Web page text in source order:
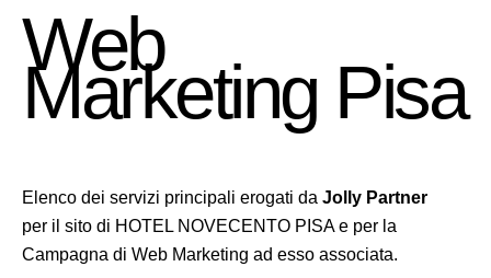
Web
Marketing Pisa
Elenco dei servizi principali erogati da Jolly Partner
per il sito di HOTEL NOVECENTO PISA e per la
Campagna di Web Marketing ad esso associata.